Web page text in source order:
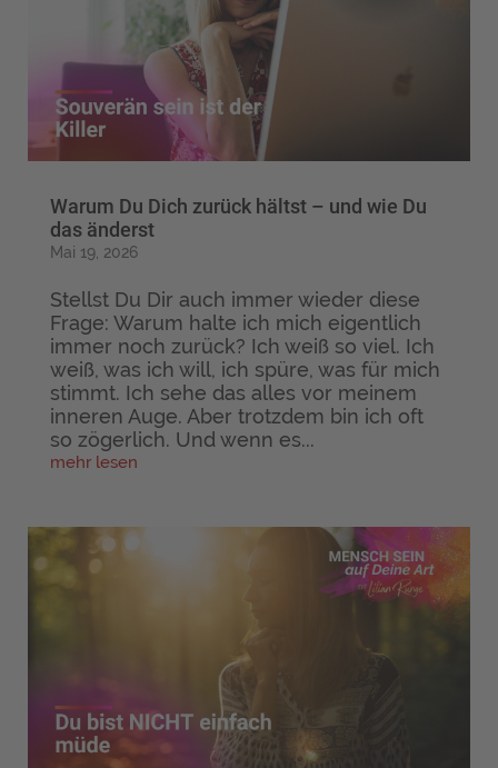
Warum Du Dich zurück hältst – und wie Du
das änderst
Mai 19, 2026
Stellst Du Dir auch immer wieder diese
Frage: Warum halte ich mich eigentlich
immer noch zurück? Ich weiß so viel. Ich
weiß, was ich will, ich spüre, was für mich
stimmt. Ich sehe das alles vor meinem
inneren Auge. Aber trotzdem bin ich oft
so zögerlich. Und wenn es...
mehr lesen